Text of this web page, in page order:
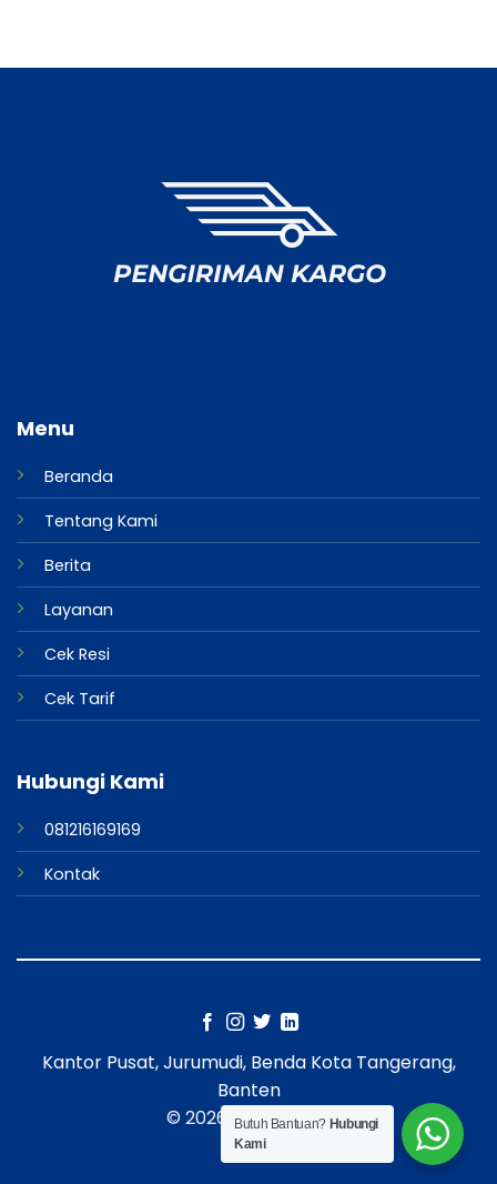
Menu
Beranda
Tentang Kami
Berita
Layanan
Cek Resi
Cek Tarif
Hubungi Kami
081216169169
Kontak
Kantor Pusat, Jurumudi, Benda Kota Tangerang,
Banten
© 2026 UX Themes
Butuh Bantuan? Hubungi
Kami